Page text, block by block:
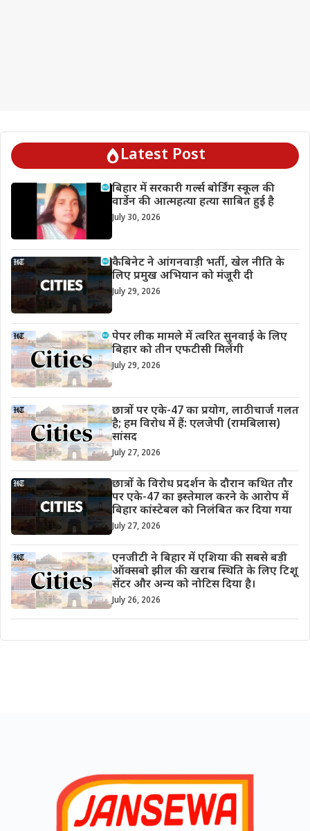
Latest Post
बिहार में सरकारी गर्ल्स बोर्डिंग स्कूल की
वार्डेन की आत्महत्या हत्या साबित हुई है
July 30, 2026
कैबिनेट ने आंगनवाड़ी भर्ती, खेल नीति के
लिए प्रमुख अभियान को मंजूरी दी
July 29, 2026
पेपर लीक मामले में त्वरित सुनवाई के लिए
बिहार को तीन एफटीसी मिलेंगी
July 29, 2026
छात्रों पर एके-47 का प्रयोग, लाठीचार्ज गलत
है; हम विरोध में हैं: एलजेपी (रामबिलास)
सांसद
July 27, 2026
छात्रों के विरोध प्रदर्शन के दौरान कथित तौर
पर एके-47 का इस्तेमाल करने के आरोप में
बिहार कांस्टेबल को निलंबित कर दिया गया
July 27, 2026
एनजीटी ने बिहार में एशिया की सबसे बड़ी
ऑक्सबो झील की खराब स्थिति के लिए टिशू
सेंटर और अन्य को नोटिस दिया है।
July 26, 2026